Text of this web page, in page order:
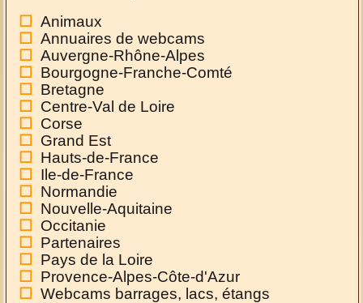
Animaux
Annuaires de webcams
Auvergne-Rhône-Alpes
Bourgogne-Franche-Comté
Bretagne
Centre-Val de Loire
Corse
Grand Est
Hauts-de-France
Ile-de-France
Normandie
Nouvelle-Aquitaine
Occitanie
Partenaires
Pays de la Loire
Provence-Alpes-Côte-d'Azur
Webcams barrages, lacs, étangs